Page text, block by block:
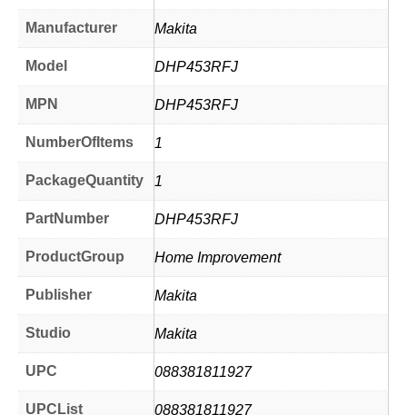
Manufacturer Makita
Model DHP453RFJ
MPN DHP453RFJ
NumberOfItems 1
PackageQuantity 1
PartNumber DHP453RFJ
ProductGroup Home Improvement
Publisher Makita
Studio Makita
UPC 088381811927
UPCList 088381811927